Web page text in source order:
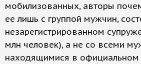
мобилизованных, авторы
ее лишь с группой мужчин,
незарегистрированном
млн человек), а не со всеми
находящимися в официальном